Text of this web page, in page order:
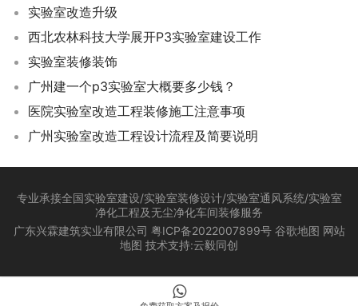
实验室改造升级
西北农林科技大学展开P3实验室建设工作
实验室装修装饰
广州建一个p3实验室大概要多少钱？
医院实验室改造工程装修施工注意事项
广州实验室改造工程设计流程及简要说明
专业承接全国实验室建设/实验室装修设计/实验室通风系统/实验室
净化工程及无尘净化车间装修服务
广东兴霖建筑实业有限公司 粤ICP备2022007899号 谷歌地图 网站
地图 技术支持:云毅同创